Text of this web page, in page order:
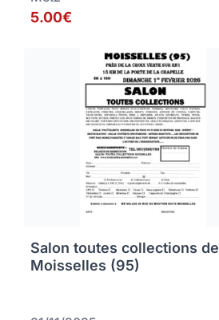
5.00€
Salon toutes collections de
Moisselles (95)